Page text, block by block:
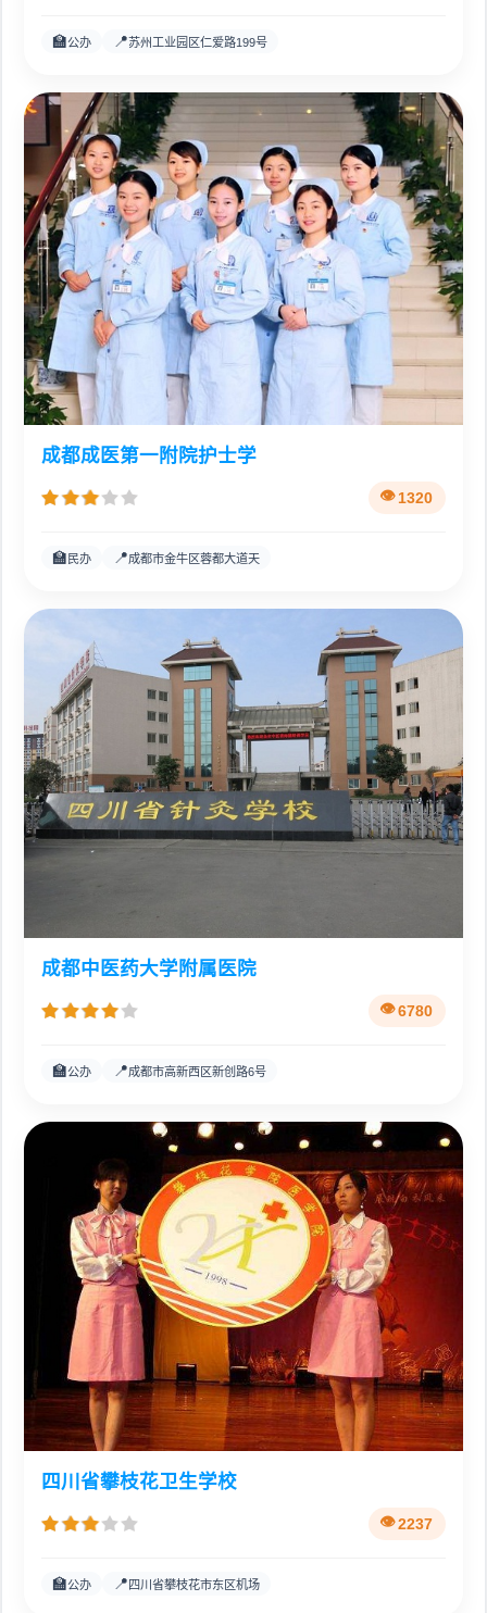
🏫公办 📍苏州工业园区仁爱路199号
成都成医第一附院护士学
1320
🏫 民办 📍成都市金牛区蓉都大道天
成都中医药大学附属医院
6780
🏫公办 📍成都市高新西区新创路6号
四川省攀枝花卫生学校
2237
🏫公办 📍四川省攀枝花市东区机场